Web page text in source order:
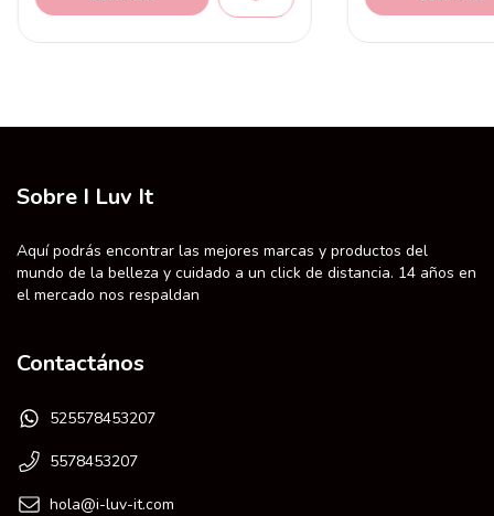
Sobre I Luv It
Aquí podrás encontrar las mejores marcas y productos del
mundo de la belleza y cuidado a un click de distancia. 14 años en
el mercado nos respaldan
Contactános
525578453207
5578453207
hola@i-luv-it.com